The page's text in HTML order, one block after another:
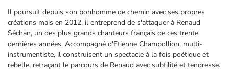
Il poursuit depuis son bonhomme de chemin avec ses propres
créations mais en 2012, il entreprend de s'attaquer à Renaud
Séchan, un des plus grands chanteurs français de ces trente
dernières années. Accompagné d'Etienne Champollion, multi-
instrumentiste, il construisent un spectacle à la fois poétique et
rebelle, retraçant le parcours de Renaud avec subtilité et tendresse.